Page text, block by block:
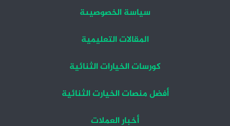
سياسة الخصوصيىة
المقالات التعليمية
كورسات الخيارات الثنائية
أفضل منصات الخيارت الثنائية
أخبار العملات